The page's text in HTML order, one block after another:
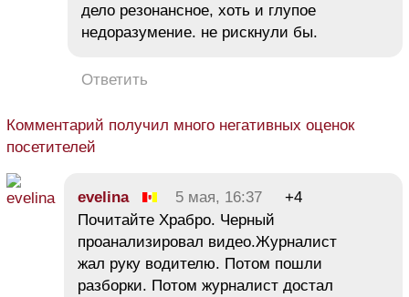
дело резонансное, хоть и глупое
недоразумение. не рискнули бы.
Ответить
Комментарий получил много негативных оценок
посетителей
evelina 5 мая, 16:37
+4
Почитайте Храбро. Черный
проанализировал видео.Журналист
жал руку водителю. Потом пошли
разборки. Потом журналист достал